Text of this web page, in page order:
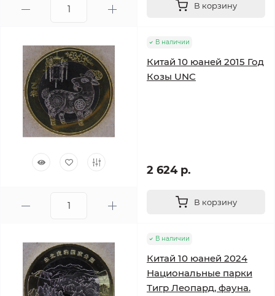
В корзину
В наличии
Китай 10 юаней 2015 Год
Козы UNC
2 624 р.
В корзину
В наличии
Китай 10 юаней 2024
Национальные парки
Тигр Леопард, фауна.